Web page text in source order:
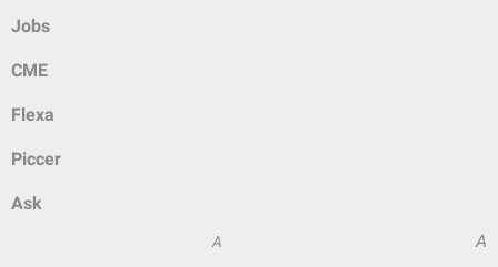
Jobs
CME
Flexa
Piccer
Ask
A A